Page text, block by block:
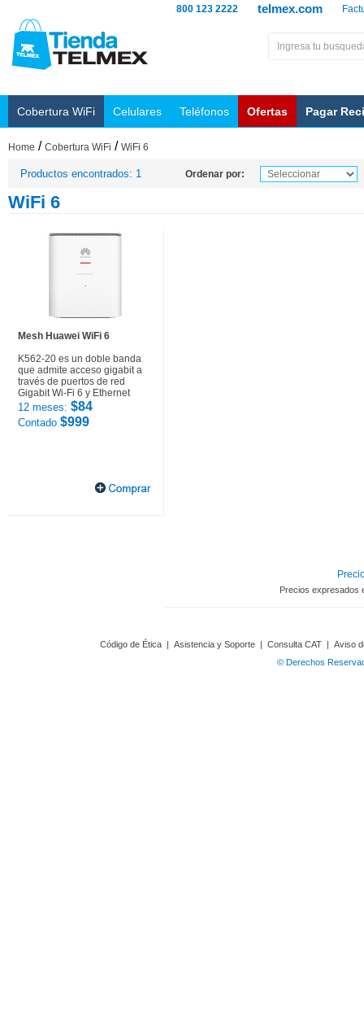
telmex.com
800 123 2222
Cobertura WiFi Celulares Teléfonos Ofertas Pagar
Home / Cobertura WiFi / WiFi 6
Productos encontrados: 1 Ordenar por:
WiFi 6
Mesh Huawei WiFi 6
K562-20 es un doble banda
que admite acceso gigabit a
través de puertos de red
Gigabit Wi-Fi 6 y Ethernet
12 meses: $84
Contado $999
Precios expresados
Código de Ética | Asistencia y Soporte | Consulta CAT | Aviso
© Derechos